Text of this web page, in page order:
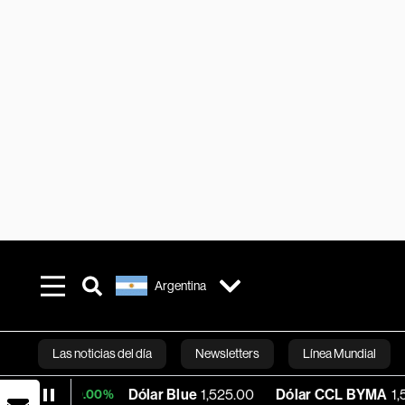
Argentina
Las noticias del día Newsletters Línea Mundial
Bloomberg
Dólar Blue 1,525.00 Dólar CCL BYMA 1,579.78